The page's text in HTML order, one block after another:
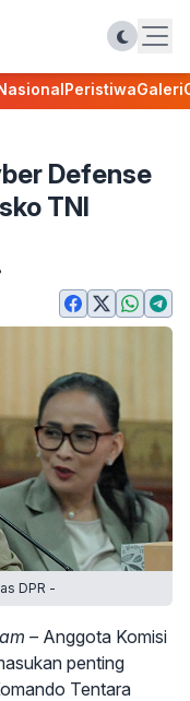
PeristiwaGaleri
Defense
TNI
DPR -
–Anggota Komisi
penting
Tentara